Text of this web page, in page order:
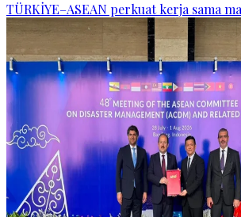
TÜRKİYE–ASEAN perkuat kerja sama